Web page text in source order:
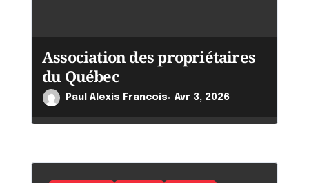
i
c
l
e
Association des propriétaires
du Québec
Paul Alexis Francois Avr 3, 2026